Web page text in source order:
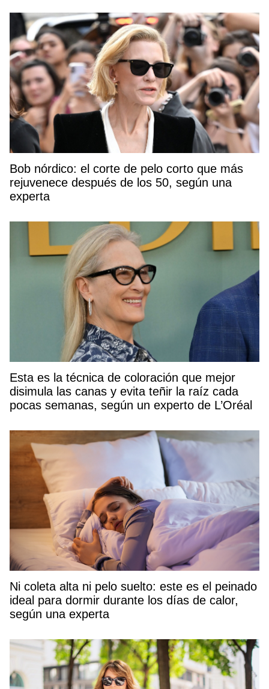
Bob nórdico: el corte de pelo corto que más
rejuvenece después de los 50, según una
experta
Esta es la técnica de coloración que mejor
disimula las canas y evita teñir la raíz cada
pocas semanas, según un experto de L’Oréal
Ni coleta alta ni pelo suelto: este es el peinado
ideal para dormir durante los días de calor,
según una experta